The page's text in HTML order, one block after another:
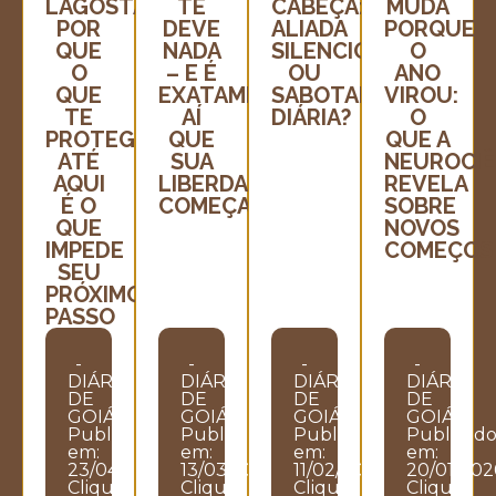
LAGOSTA:
POR
QUE
O
QUE
TE
PROTEGEU
ATÉ
AQUI
É O
QUE
IMPEDE
SEU
PRÓXIMO
PASSO
-
DIÁRIO
DE
GOIÁS
Publicado
em:
23/04/2026
Clique
TE
DEVE
NADA
– E É
EXATAMENTE
AÍ
QUE
SUA
LIBERDADE
COMEÇA
-
DIÁRIO
DE
GOIÁS
Publicado
em:
13/03/2026
Clique
CABEÇA:
ALIADA
SILENCIOSA
OU
SABOTADORA
DIÁRIA?
-
DIÁRIO
DE
GOIÁS
Publicado
em:
11/02/2026
Clique
MUDA
PORQUE
O
ANO
VIROU:
O
QUE A
REVELA
SOBRE
NOVOS
COMEÇOS
-
DIÁRIO
DE
GOIÁS
Publicado
em:
20/01/
Clique